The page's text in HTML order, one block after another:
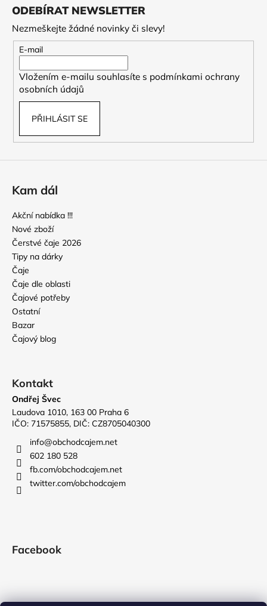
ODEBÍRAT NEWSLETTER
Nezmeškejte žádné novinky či slevy!
E-mail
Vložením e-mailu souhlasíte s podmínkami ochrany
osobních údajů
PŘIHLÁSIT SE
Kam dál
Akční nabídka !!!
Nové zboží
Čerstvé čaje 2026
Tipy na dárky
Čaje
Čaje dle oblasti
Čajové potřeby
Ostatní
Bazar
Čajový blog
Kontakt
Ondřej Švec
Laudova 1010, 163 00 Praha 6
IČO: 71575855, DIČ: CZ8705040300
info@obchodcajem.net
602 180 528
fb.com/obchodcajem.net
twitter.com/obchodcajem
Facebook